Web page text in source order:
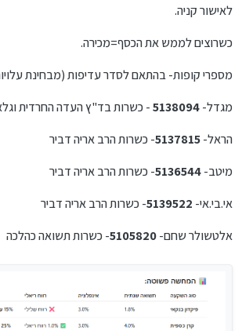
לאישור קניה.
כשרוצים לממש את הכסף=מכירה.
מספרי קופות- בהתאם לסדר עדיפות (מבחינת
מגדל-5138094- כשרות בד"ץ העדה החרדית
הראל-5137815- כשרות הרב אריה דביר
מיטב-5136544- כשרות הרב אריה דביר
אי.בי.אי- 5139522- כשרות הרב אריה דביר
אלטשולר שחם-5105820- כשרות תשואה כהלכה